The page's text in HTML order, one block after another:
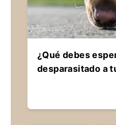
¿Qué debes
desparasitado a